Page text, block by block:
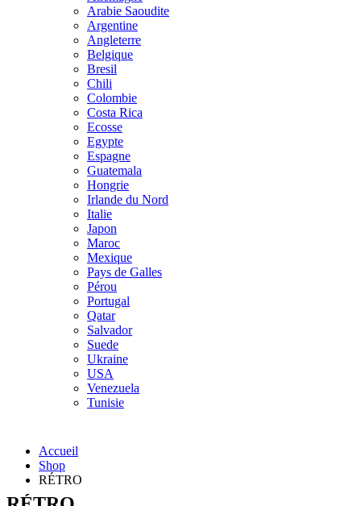
Arabie Saoudite
Argentine
Angleterre
Belgique
Bresil
Chili
Colombie
Costa Rica
Ecosse
Egypte
Espagne
Guatemala
Hongrie
Irlande du Nord
Italie
Japon
Maroc
Mexique
Pays de Galles
Pérou
Portugal
Qatar
Salvador
Suede
Ukraine
USA
Venezuela
Tunisie
Accueil
Shop
RÉTRO